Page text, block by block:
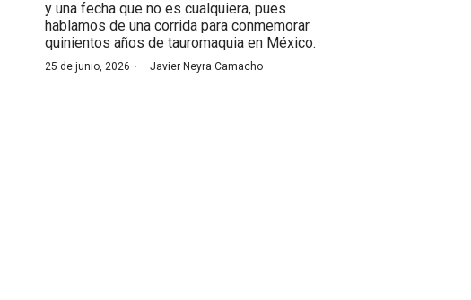
y una fecha que no es cualquiera, pues
hablamos de una corrida para conmemorar
quinientos años de tauromaquia en México.
25 de junio, 2026 · Javier Neyra Camacho